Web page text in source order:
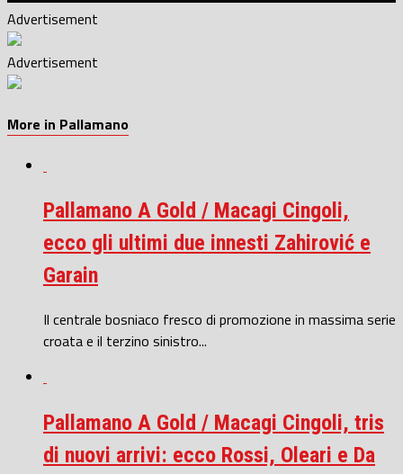
Advertisement
Advertisement
More in Pallamano
Pallamano A Gold / Macagi Cingoli,
ecco gli ultimi due innesti Zahirović e
Garain
Il centrale bosniaco fresco di promozione in massima serie
croata e il terzino sinistro...
Pallamano A Gold / Macagi Cingoli, tris
di nuovi arrivi: ecco Rossi, Oleari e Da